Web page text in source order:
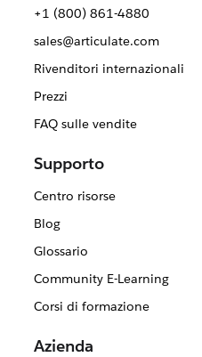
+1 (800) 861-4880
sales@articulate.com
Rivenditori internazionali
Prezzi
FAQ sulle vendite
Supporto
Centro risorse
Blog
Glossario
Community E-Learning
Corsi di formazione
Azienda